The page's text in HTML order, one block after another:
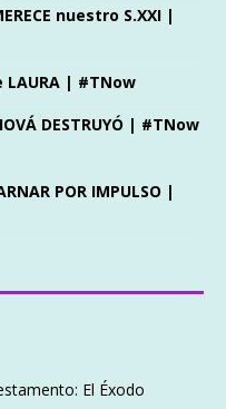
nuestro S.XXI |
LAURA | #TNow
DESTRUYÓ | #TNow
POR IMPULSO |
El Éxodo